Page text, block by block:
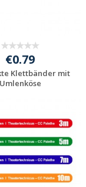
€0.79
Klettbänder mit
Umlenköse